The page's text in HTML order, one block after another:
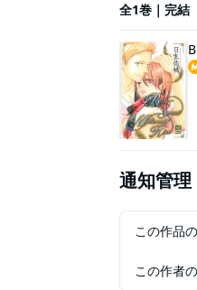
全1巻｜完結
通知管理
この作品
この作者